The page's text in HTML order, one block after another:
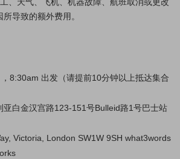
导致的额外费用。
8:30am 出发（请提前10分钟以上抵达集合
亚白金汉宫路123-151号Bulleid路1号巴士站
Victoria, London SW1W 9SH what3words